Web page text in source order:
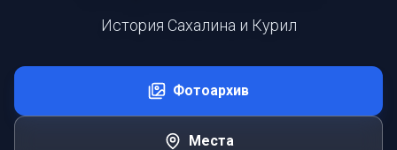
История Сахалина и Курил
Фотоархив
Места